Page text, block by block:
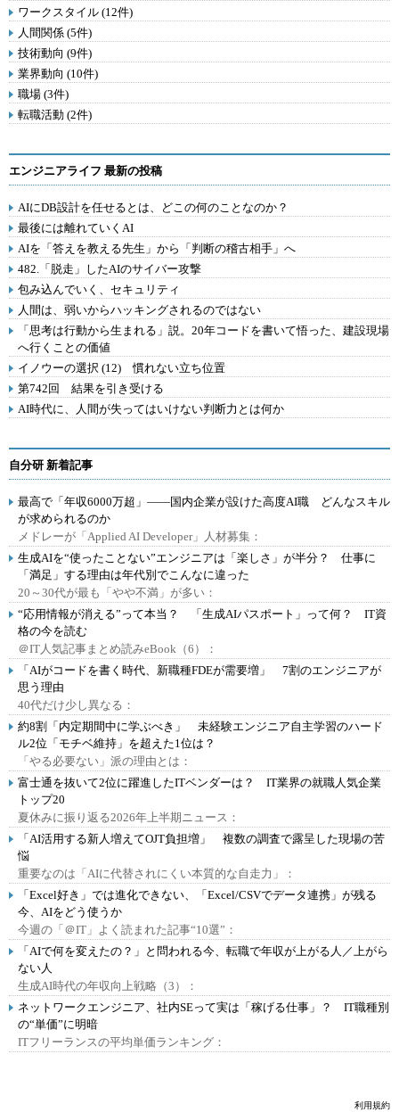
ワークスタイル (12件)
人間関係 (5件)
技術動向 (9件)
業界動向 (10件)
職場 (3件)
転職活動 (2件)
エンジニアライフ 最新の投稿
AIにDB設計を任せるとは、どこの何のことなのか？
最後には離れていくAI
AIを「答えを教える先生」から「判断の稽古相手」へ
482.「脱走」したAIのサイバー攻撃
包み込んでいく、セキュリティ
人間は、弱いからハッキングされるのではない
「思考は行動から生まれる」説。20年コードを書いて悟った、建設現場
へ行くことの価値
イノウーの選択 (12) 慣れない立ち位置
第742回 結果を引き受ける
AI時代に、人間が失ってはいけない判断力とは何か
自分研 新着記事
最高で「年収6000万超」――国内企業が設けた高度AI職 どんなスキル
が求められるのか
メドレーが「Applied AI Developer」人材募集：
生成AIを“使ったことない”エンジニアは「楽しさ」が半分？ 仕事に
「満足」する理由は年代別でこんなに違った
20～30代が最も「やや不満」が多い：
“応用情報が消える”って本当？ 「生成AIパスポート」って何？ IT資
格の今を読む
＠IT人気記事まとめ読みeBook（6）：
「AIがコードを書く時代、新職種FDEが需要増」 7割のエンジニアが
思う理由
40代だけ少し異なる：
約8割「内定期間中に学ぶべき」 未経験エンジニア自主学習のハード
ル2位「モチベ維持」を超えた1位は？
「やる必要ない」派の理由とは：
富士通を抜いて2位に躍進したITベンダーは？ IT業界の就職人気企業
トップ20
夏休みに振り返る2026年上半期ニュース：
「AI活用する新人増えてOJT負担増」 複数の調査で露呈した現場の苦
悩
重要なのは「AIに代替されにくい本質的な自走力」：
「Excel好き」では進化できない、「Excel/CSVでデータ連携」が残る
今、AIをどう使うか
今週の「＠IT」よく読まれた記事“10選”：
「AIで何を変えたの？」と問われる今、転職で年収が上がる人／上がら
ない人
生成AI時代の年収向上戦略（3）：
ネットワークエンジニア、社内SEって実は「稼げる仕事」？ IT職種別
の“単価”に明暗
ITフリーランスの平均単価ランキング：
利用規約